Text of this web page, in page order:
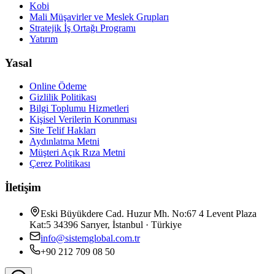
Kobi
Mali Müşavirler ve Meslek Grupları
Stratejik İş Ortağı Programı
Yatırım
Yasal
Online Ödeme
Gizlilik Politikası
Bilgi Toplumu Hizmetleri
Kişisel Verilerin Korunması
Site Telif Hakları
Aydınlatma Metni
Müşteri Açık Rıza Metni
Çerez Politikası
İletişim
Eski Büyükdere Cad. Huzur Mh. No:67 4 Levent Plaza
Kat:5 34396 Sarıyer, İstanbul · Türkiye
info@sistemglobal.com.tr
+90 212 709 08 50